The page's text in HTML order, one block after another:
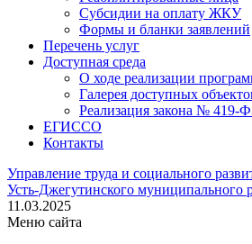
Субсидии на оплату ЖКУ
Формы и бланки заявлений
Перечень услуг
Доступная среда
О ходе реализации
Галерея доступных
Реализация закона № 419-
ЕГИСCО
Контакты
Управление труда и социального
Усть-Джегутинского муниципального
11.03.2025
Меню сайта